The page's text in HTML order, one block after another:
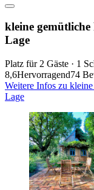
kleine
Lage
Platz für 2 Gäste · 1
8,6Hervorragend74
Weitere Infos zu
Lage